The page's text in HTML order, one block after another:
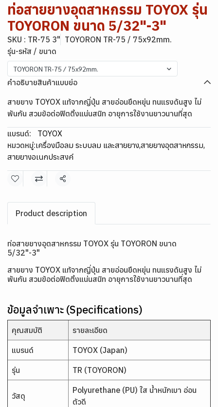
ท่อสายยางอุตสาหกรรม TOYOX รุ่น
TOYORON ขนาด 5/32"-3"
SKU : TR-75 3" TOYORON TR-75 / 75x92mm.
รุ่น-รหัส / ขนาด
TOYORON TR-75 / 75x92mm.
คำอธิบายสินค้าแบบย่อ
สายยาง TOYOX แท้จากญี่ปุ่น สายอ่อนยืดหยุ่น ทนแรงดันสูง ไม่
พันกัน สวมข้อต่อฟิตติ้งแน่นสนิท อายุการใช้งานยาวนานที่สุด
แบรนด์:
TOYOX
หมวดหมู่:เครื่องมือลม ระบบลม และสายยาง,สายยางอุตสาหกรรม,
สายยางอเนกประสงค์
แชร์
Product description
ท่อสายยางอุตสาหกรรม TOYOX รุ่น TOYORON ขนาด
5/32"-3"
สายยาง TOYOX แท้จากญี่ปุ่น สายอ่อนยืดหยุ่น ทนแรงดันสูง ไม่
พันกัน สวมข้อต่อฟิตติ้งแน่นสนิท อายุการใช้งานยาวนานที่สุด
ข้อมูลจำเพาะ (Specifications)
คุณสมบัติ รายละเอียด
แบรนด์ TOYOX (Japan)
รุ่น TR (TOYORON)
วัสดุ
Polyurethane (PU) ใส น้ำหนักเบา อ่อน
ตัวดี